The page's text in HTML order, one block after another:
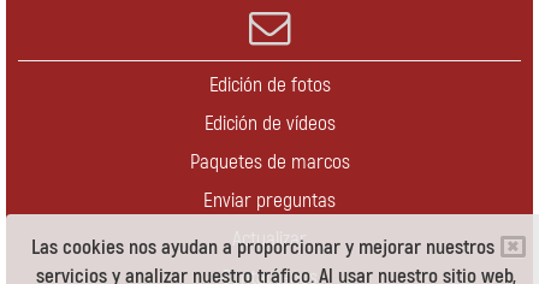
Las cookies nos ayudan a proporcionar y mejorar nuestros
servicios y analizar nuestro tráfico. Al usar nuestro sitio web,
Edición de fotos
Edición de vídeos
Paquetes de marcos
Enviar preguntas
Actualizar
Contáctenos